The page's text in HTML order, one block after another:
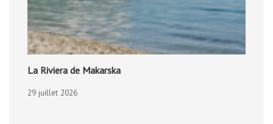
La Riviera de Makarska
29 juillet 2026